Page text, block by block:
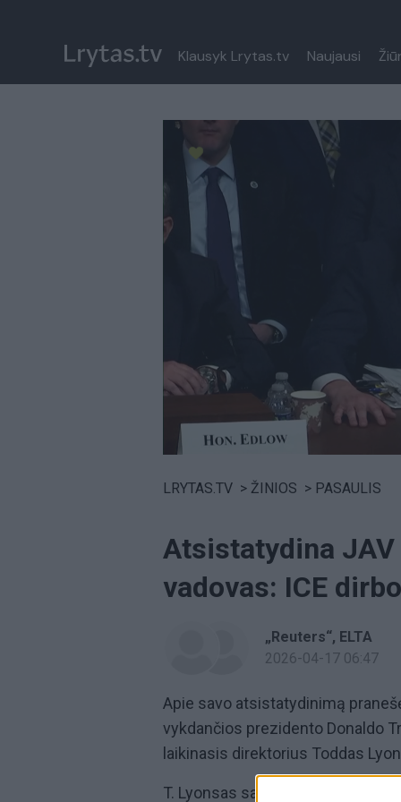
Klausyk Lrytas.tv Naujausi
Paremkite Ukrainą
LRYTAS.TV > ŽINIOS > PASAULIS
Atsistatydina
vadovas: ICE
„Reuters“ ELTA
2026-04-17 06:47
Apie savo atsistatydinimą
vykdančios prezidento Donaldo
laikinasis direktorius Toddas
T. Lyonsas savo pareigas paliks